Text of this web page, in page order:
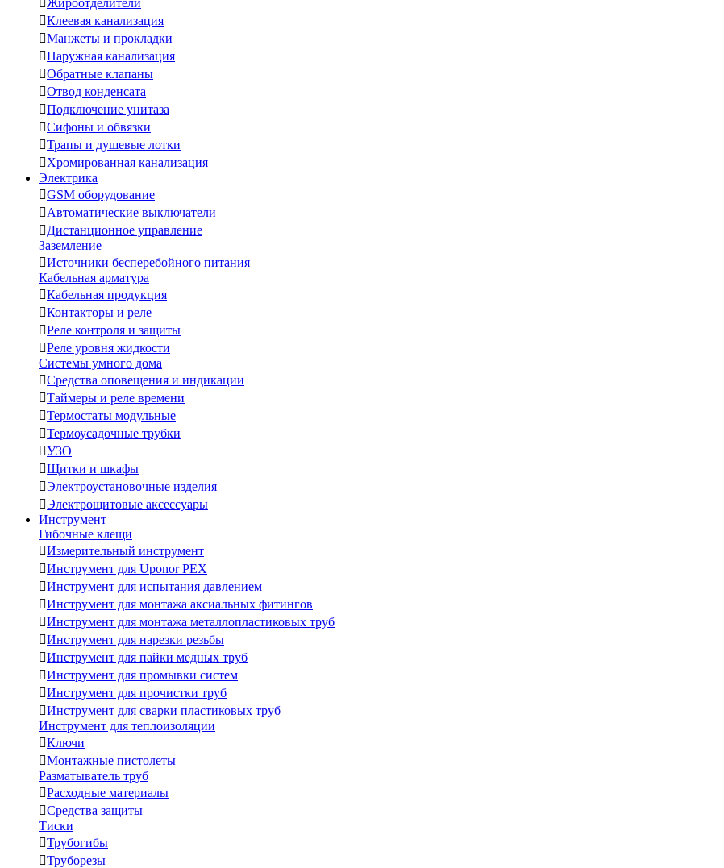
Жироотделители
Клеевая канализация
Манжеты и прокладки
Наружная канализация
Обратные клапаны
Отвод конденсата
Подключение унитаза
Сифоны и обвязки
Трапы и душевые лотки
Хромированная канализация
Электрика
GSM оборудование
Автоматические выключатели
Дистанционное управление
Заземление
Источники бесперебойного питания
Кабельная арматура
Кабельная продукция
Контакторы и реле
Реле контроля и защиты
Реле уровня жидкости
Системы умного дома
Средства оповещения и индикации
Таймеры и реле времени
Термостаты модульные
Термоусадочные трубки
УЗО
Щитки и шкафы
Электроустановочные изделия
Электрощитовые аксессуары
Инструмент
Гибочные клещи
Измерительный инструмент
Инструмент для Uponor PEX
Инструмент для испытания давлением
Инструмент для монтажа аксиальных фитингов
Инструмент для монтажа металлопластиковых труб
Инструмент для нарезки резьбы
Инструмент для пайки медных труб
Инструмент для промывки систем
Инструмент для прочистки труб
Инструмент для сварки пластиковых труб
Инструмент для теплоизоляции
Ключи
Монтажные пистолеты
Разматыватель труб
Расходные материалы
Средства защиты
Тиски
Трубогибы
Труборезы